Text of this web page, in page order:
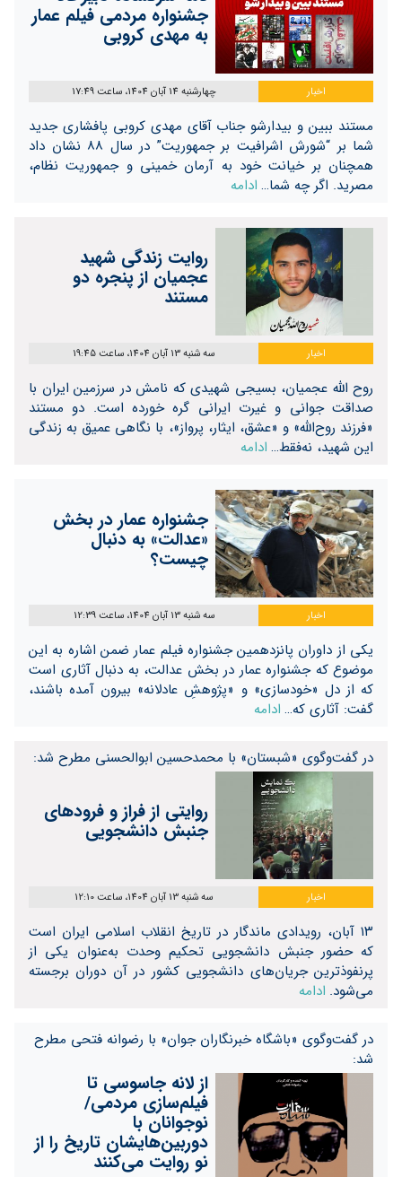
جشنواره مردمی فیلم عمار
به مهدی کروبی
اخبار چهارشنبه 14 آبان 1404، ساعت 17:49
مستند ببین و بیدارشو جناب آقای مهدی کروبی پافشاری جدید
شما بر “شورش اشرافیت بر جمهوریت” در سال ۸۸ نشان داد
همچنان بر خیانت خود به آرمان خمینی و جمهوریت نظام،
مصرید. اگر چه شما… ادامه
روایت زندگی شهید
عجمیان از پنجره دو
مستند
اخبار سه شنبه 13 آبان 1404، ساعت 19:45
روح الله عجمیان، بسیجی شهیدی که نامش در سرزمین ایران با
صداقت جوانی و غیرت ایرانی گره خورده است. دو مستند
«فرزند روح‌الله» و «عشق، ایثار، پرواز»، با نگاهی عمیق به زندگی
این شهید، نه‌فقط… ادامه
جشنواره عمار در بخش
«عدالت» به دنبال
چیست؟
اخبار سه شنبه 13 آبان 1404، ساعت 12:39
یکی از داوران پانزدهمین جشنواره فیلم عمار ضمن اشاره به این
موضوع که جشنواره عمار در بخش عدالت، به دنبال آثاری است
که از دل «خودسازی» و «پژوهشِ عادلانه» بیرون آمده باشند،
گفت: آثاری که… ادامه
در گفت‌و‌گوی «شبستان» با محمدحسین ابوالحسنی مطرح شد:
روایتی از فراز و فرودهای
جنبش دانشجویی
اخبار سه شنبه 13 آبان 1404، ساعت 12:10
۱۳ آبان، رویدادی ماندگار در تاریخ انقلاب اسلامی ایران است
که حضور جنبش دانشجویی تحکیم وحدت به‌عنوان یکی از
پرنفوذترین جریان‌های دانشجویی کشور در آن دوران برجسته
می‌شود. ادامه
در گفت‌و‌گوی «باشگاه خبرنگاران جوان» با رضوانه فتحی مطرح
شد:
از لانه جاسوسی تا
فیلم‌سازی مردمی/
نوجوانان با
دوربین‌هایشان تاریخ را از
نو روایت می‌کنند